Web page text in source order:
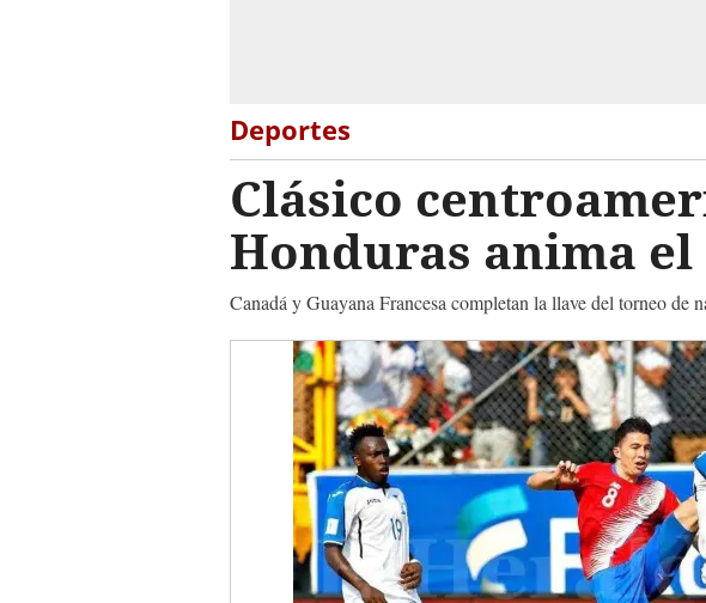
Deportes
Clásico
Honduras anima el
Canadá y Guayana Francesa completan la llave del torneo de